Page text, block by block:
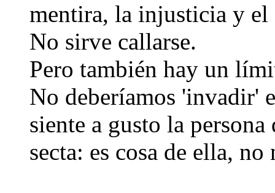
mentira, la injusticia y el
No sirve callarse.
Pero también hay un
No deberíamos 'invadir'
siente a gusto la
secta: es cosa de ella, no